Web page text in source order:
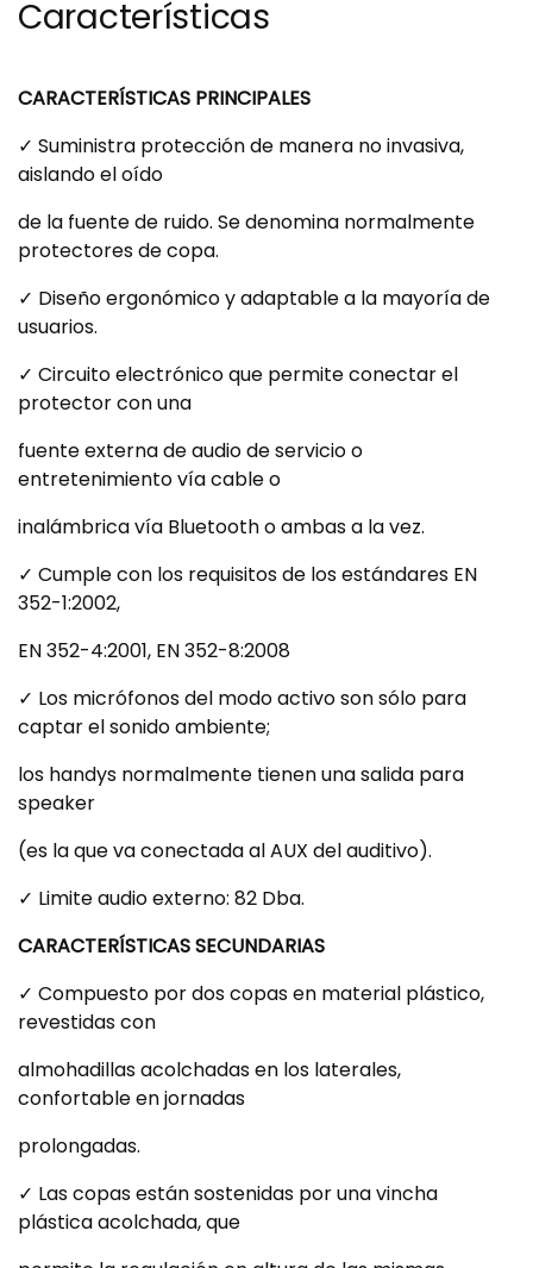
Características
CARACTERÍSTICAS PRINCIPALES
✓ Suministra protección de manera no invasiva,
aislando el oído
de la fuente de ruido. Se denomina normalmente
protectores de copa.
✓ Diseño ergonómico y adaptable a la mayoría de
usuarios.
✓ Circuito electrónico que permite conectar el
protector con una
fuente externa de audio de servicio o
entretenimiento vía cable o
inalámbrica vía Bluetooth o ambas a la vez.
✓ Cumple con los requisitos de los estándares EN
352-1:2002,
EN 352-4:2001, EN 352-8:2008
✓ Los micrófonos del modo activo son sólo para
captar el sonido ambiente;
los handys normalmente tienen una salida para
speaker
(es la que va conectada al AUX del auditivo).
✓ Limite audio externo: 82 Dba.
CARACTERÍSTICAS SECUNDARIAS
✓ Compuesto por dos copas en material plástico,
revestidas con
almohadillas acolchadas en los laterales,
confortable en jornadas
prolongadas.
✓ Las copas están sostenidas por una vincha
plástica acolchada, que